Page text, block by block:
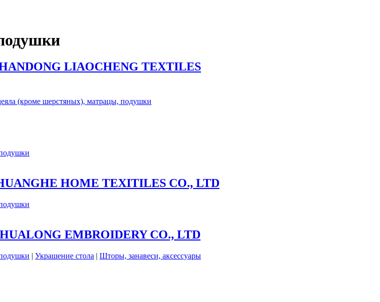
LIAOCHENG TEXTILES
(кроме шерстяных), матрацы, подушки
HOME TEXITILES CO., LTD
EMBROIDERY CO., LTD
| Украшение стола | Шторы, занавеси, аксессуары